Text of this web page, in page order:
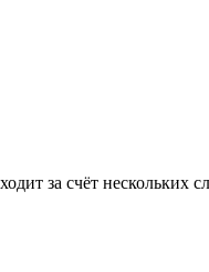
за счёт нескольких